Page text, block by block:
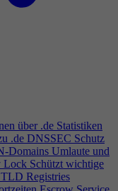
über .de Statistiken
.de DNSSEC Schutz
Domains Umlaute und
Lock Schützt wichtige
Registries